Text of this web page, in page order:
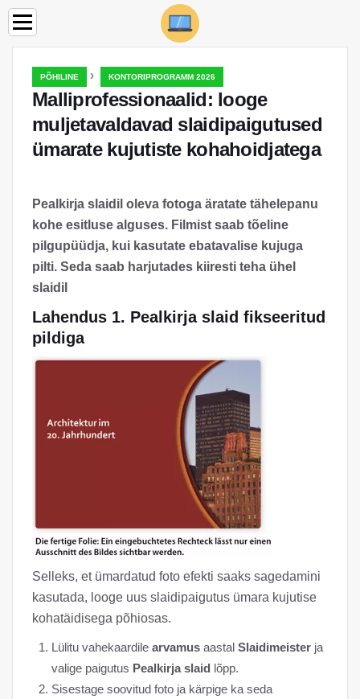
PÕHILINE › KONTORIPROGRAMM 2026
Malliprofessionaalid: looge
muljetavaldavad slaidipaigutused
ümarate kujutiste kohahoidjatega
Pealkirja slaidil oleva fotoga äratate tähelepanu
kohe esitluse alguses. Filmist saab tõeline
pilgupüüdja, kui kasutate ebatavalise kujuga
pilti. Seda saab harjutades kiiresti teha ühel
slaidil
Lahendus 1. Pealkirja slaid fikseeritud
pildiga
Selleks, et ümardatud foto efekti saaks sagedamini
kasutada, looge uus slaidipaigutus ümara kujutise
kohatäidisega põhiosas.
Lülitu vahekaardile arvamus aastal Slaidimeister ja
valige paigutus Pealkirja slaid lõpp.
Sisestage soovitud foto ja kärpige ka seda